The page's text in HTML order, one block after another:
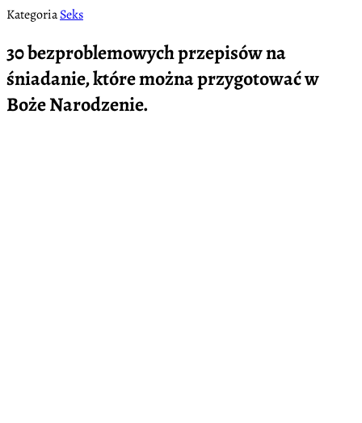
KategoriaSeks
30 bezproblemowych przepisów na
śniadanie, które można przygotować w
Boże Narodzenie.